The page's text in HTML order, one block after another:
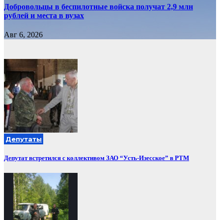
Добровольцы в беспилотные войска получат 2,9 млн
рублей и места в вузах
Авг 6, 2026
Депутаты
Депутат встретился с коллективом ЗАО “Усть-Изесское” в РТМ